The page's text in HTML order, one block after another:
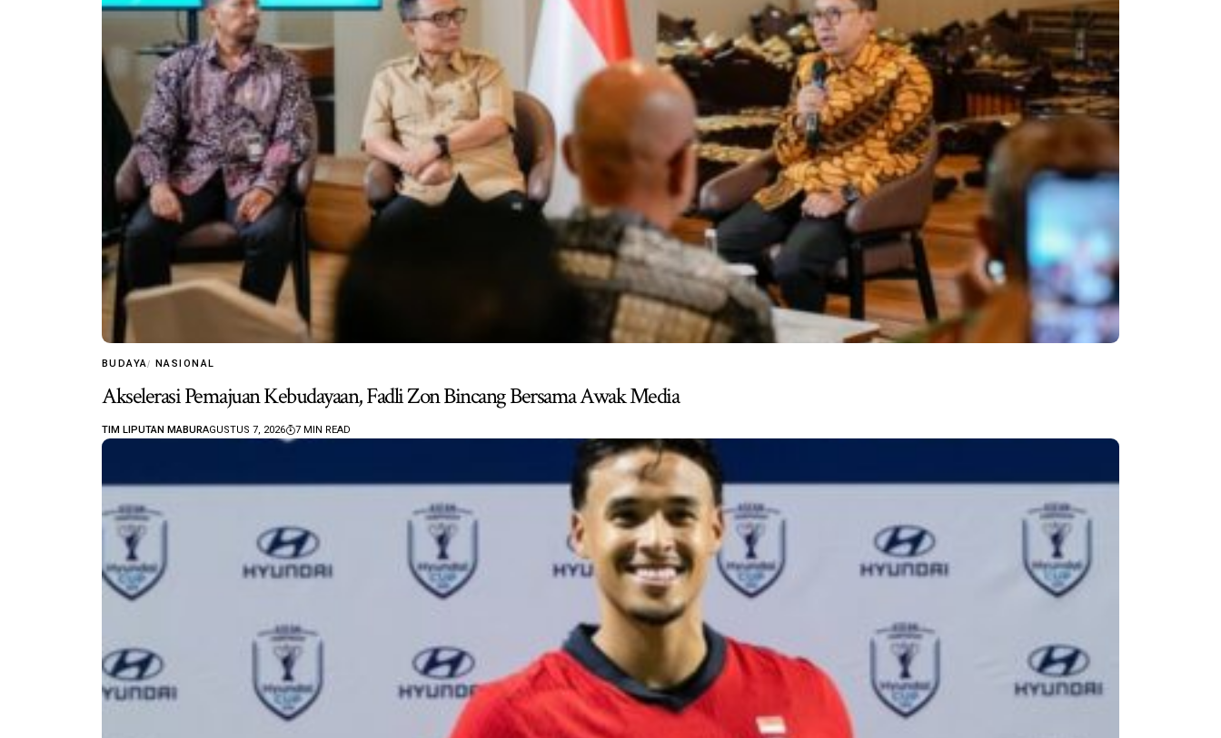
BUDAYA NASIONAL
Akselerasi Pemajuan Kebudayaan, Fadli Zon Bincang Bersama Awak Media
TIM LIPUTAN MABURAGUSTUS 7, 2026 7 MIN READ